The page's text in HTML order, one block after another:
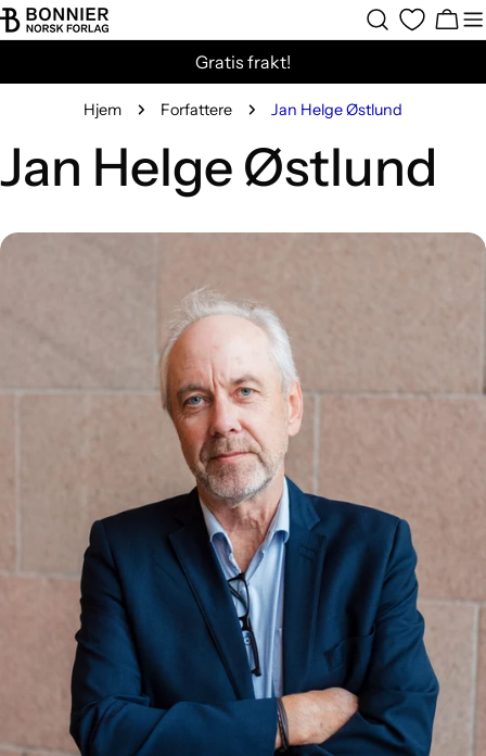
Hopp
til
Gratis frakt!
Hjem Forfattere Jan Helge Østlund
Jan Helge Østlund